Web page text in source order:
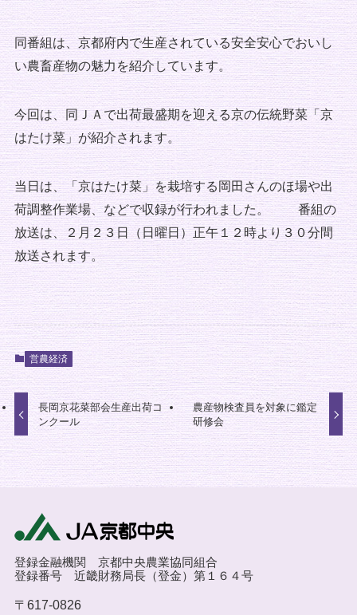
同番組は、京都府内で生産されている安全安心でおいし
い農畜産物の魅力を紹介しています。
今回は、同ＪＡで出荷最盛期を迎える京の伝統野菜「京
はたけ菜」が紹介されます。
当日は、「京はたけ菜」を栽培する岡田さんのほ場や出
荷調整作業場、などで収録が行われました。 番組の
放送は、２月２３日（日曜日）正午１２時より３０分間
放送されます。
営農経済
長岡京花菜部会生産出荷コ
ンクール
農産物検査員を対象に鑑定
研修会
登録金融機関 京都中央農業協同組合
登録番号 近畿財務局長（登金）第１６４号
〒617-0826